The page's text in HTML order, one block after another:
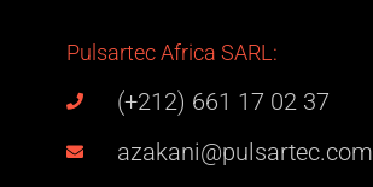
Pulsartec Africa SARL:
(+212) 661 17 02 37
azakani@pulsartec.com